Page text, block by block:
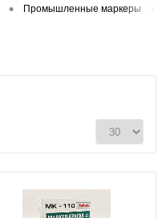
• Промышленные маркеры